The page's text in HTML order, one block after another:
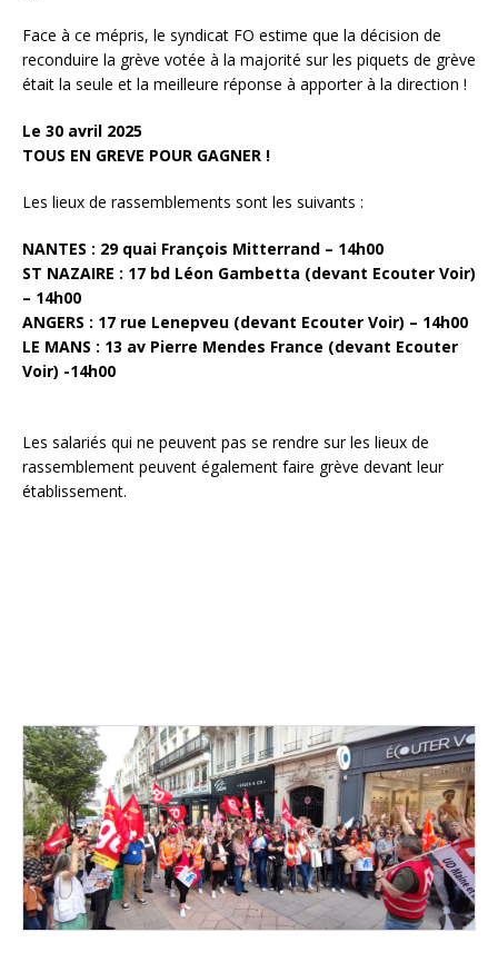
Face à ce mépris, le syndicat FO estime que la décision de
reconduire la grève votée à la majorité sur les piquets de grève
était la seule et la meilleure réponse à apporter à la direction !
Le 30 avril 2025
TOUS EN GREVE POUR GAGNER !
Les lieux de rassemblements sont les suivants :
NANTES : 29 quai François Mitterrand – 14h00
ST NAZAIRE : 17 bd Léon Gambetta (devant Ecouter Voir)
– 14h00
ANGERS : 17 rue Lenepveu (devant Ecouter Voir) – 14h00
LE MANS : 13 av Pierre Mendes France (devant Ecouter
Voir) -14h00
Les salariés qui ne peuvent pas se rendre sur les lieux de
rassemblement peuvent également faire grève devant leur
établissement.